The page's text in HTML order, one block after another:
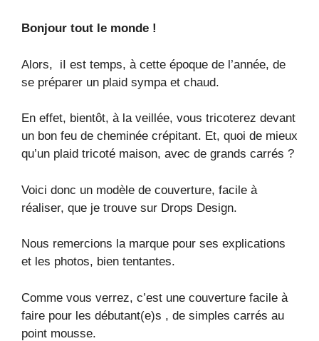
Bonjour tout le monde !
Alors, iI est temps, à cette époque de l’année, de
se préparer un plaid sympa et chaud.
En effet, bientôt, à la veillée, vous tricoterez devant
un bon feu de cheminée crépitant. Et, quoi de mieux
qu’un plaid tricoté maison, avec de grands carrés ?
Voici donc un modèle de couverture, facile à
réaliser, que je trouve sur Drops Design.
Nous remercions la marque pour ses explications
et les photos, bien tentantes.
Comme vous verrez, c’est une couverture facile à
faire pour les débutant(e)s , de simples carrés au
point mousse.